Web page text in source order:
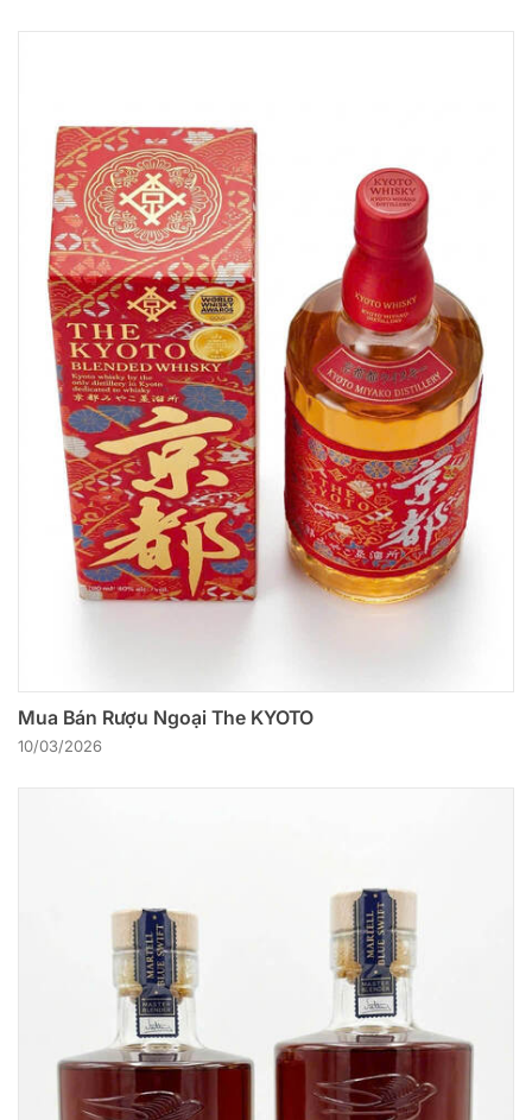
Mua Bán Rượu Ngoại The KYOTO
10/03/2026